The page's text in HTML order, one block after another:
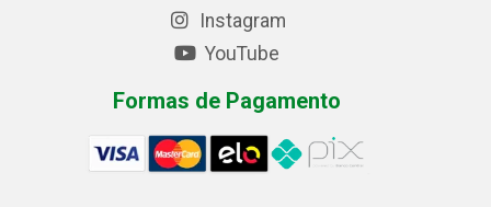
Instagram
YouTube
Formas de Pagamento